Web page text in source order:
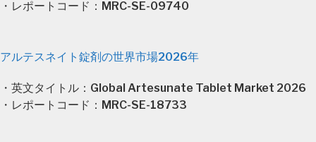
・レポートコード：MRC-SE-09740
アルテスネイト錠剤の世界市場2026年
・英文タイトル：Global Artesunate Tablet Market 2026
・レポートコード：MRC-SE-18733